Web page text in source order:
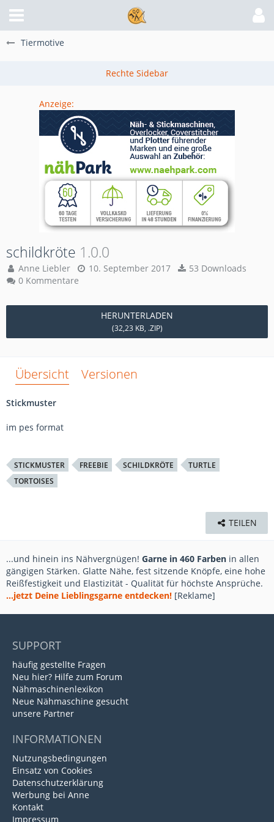
Tiermotive
Anzeige:
schildkröte 1.0.0
Anne Liebler 10. September 2017
53 Downloads
0 Kommentare
HERUNTERLADEN
(32,23 KB, .ZIP)
Übersicht Versionen
Stickmuster
im pes format
STICKMUSTER FREEBIE SCHILDKRÖTE
TURTLE
TORTOISES
TEILEN
...und hinein ins Nähvergnügen! Garne in 460 Farben in allen
gängigen Stärken. Glatte Nähe, fest sitzende Knöpfe, eine hohe
Reißfestigkeit und Elastizität - Qualität für höchste Ansprüche.
...jetzt Deine Lieblingsgarne entdecken! [Reklame]
SUPPORT
häufig gestellte Fragen
Neu hier? Hilfe zum Forum
Nähmaschinenlexikon
Neue Nähmaschine gesucht
unsere Partner
INFORMATIONEN
Nutzungsbedingungen
Einsatz von Cookies
Datenschutzerklärung
Werbung bei Anne
Kontakt
Impressum